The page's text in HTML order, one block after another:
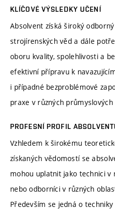
KLÍČOVÉ VÝSLEDKY UČENÍ
Absolvent získá široký
strojírenských věd a dále
oboru kvality, spolehlivosti a
efektivní přípravu k
i případné bezproblémové
praxe v různých průmyslových
PROFESNÍ PROFIL
Vzhledem k širokému
získaných vědomostí se
mohou uplatnit jako technici v
nebo odborníci v různých
Především se jedná o